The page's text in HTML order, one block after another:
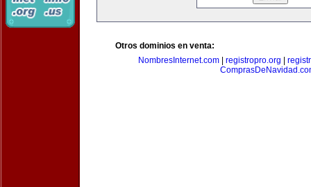
Otros dominios en venta:
NombresInternet.com
registropro.org